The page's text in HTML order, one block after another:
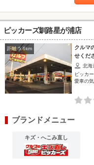
ピッカーズ釧路星が浦店
距離:5.6km
クルマ
せくだ
北海
ピッカ
愛車の
ブランドメニュー
キズ・へこみ直し